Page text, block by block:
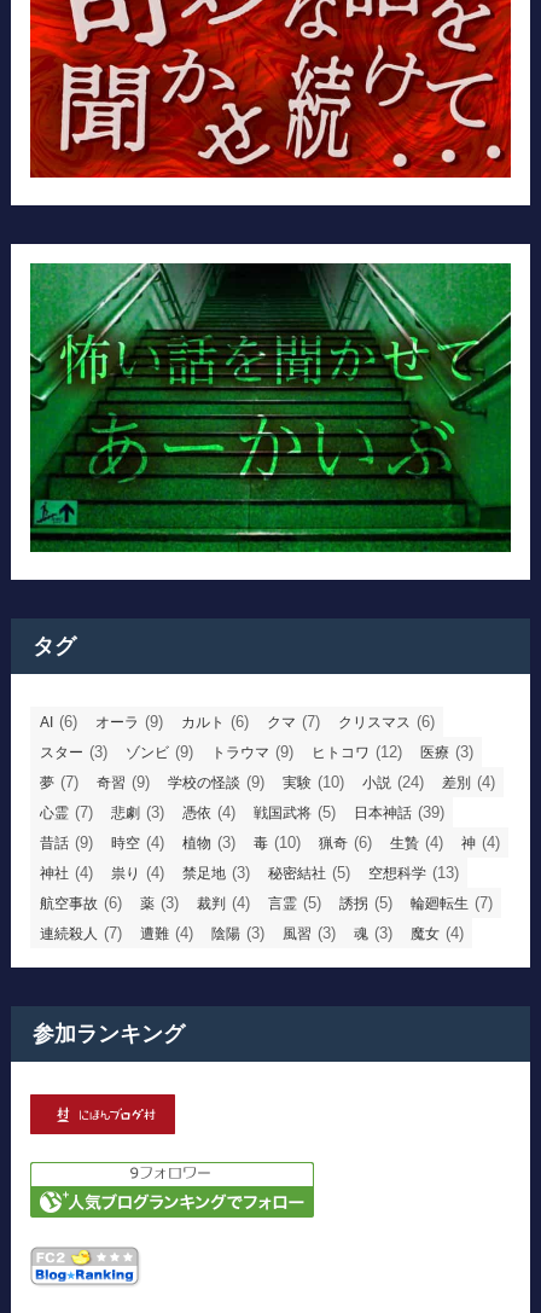
タグ
AI (6) オーラ (9) カルト (6) クマ (7) クリスマス (6)
スター (3) ゾンビ (9) トラウマ (9) ヒトコワ (12) 医療 (3)
夢 (7) 奇習 (9) 学校の怪談 (9) 実験 (10) 小説 (24) 差別 (4)
心霊 (7) 悲劇 (3) 憑依 (4) 戦国武将 (5) 日本神話 (39)
昔話 (9) 時空 (4) 植物 (3) 毒 (10) 猟奇 (6) 生贄 (4) 神 (4)
神社 (4) 祟り (4) 禁足地 (3) 秘密結社 (5) 空想科学 (13)
航空事故 (6) 薬 (3) 裁判 (4) 言霊 (5) 誘拐 (5) 輪廻転生 (7)
連続殺人 (7) 遭難 (4) 陰陽 (3) 風習 (3) 魂 (3) 魔女 (4)
参加ランキング